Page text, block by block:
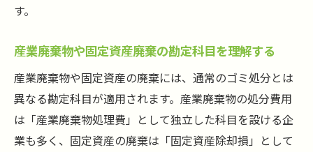
す。
産業廃棄物や固定資産廃棄の勘定科目を理解する
産業廃棄物や固定資産の廃棄には、通常のゴミ処分とは
異なる勘定科目が適用されます。産業廃棄物の処分費用
は「産業廃棄物処理費」として独立した科目を設ける企
業も多く、固定資産の廃棄は「固定資産除却損」として